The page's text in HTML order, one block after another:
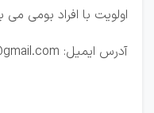
اولویت با افراد بومی می
آدرس ایمیل: job4116@gmail.com